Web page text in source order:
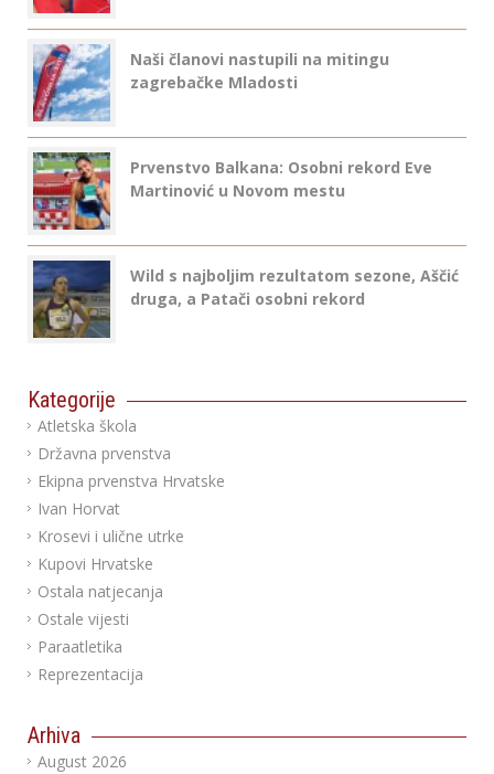
Naši članovi nastupili na mitingu
zagrebačke Mladosti
Prvenstvo Balkana: Osobni rekord Eve
Martinović u Novom mestu
Wild s najboljim rezultatom sezone, Aščić
druga, a Patači osobni rekord
Kategorije
Atletska škola
Državna prvenstva
Ekipna prvenstva Hrvatske
Ivan Horvat
Krosevi i ulične utrke
Kupovi Hrvatske
Ostala natjecanja
Ostale vijesti
Paraatletika
Reprezentacija
Arhiva
August 2026